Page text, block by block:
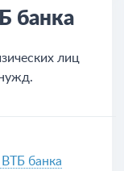
банка
лиц
карт,
из дома,
или же
банка